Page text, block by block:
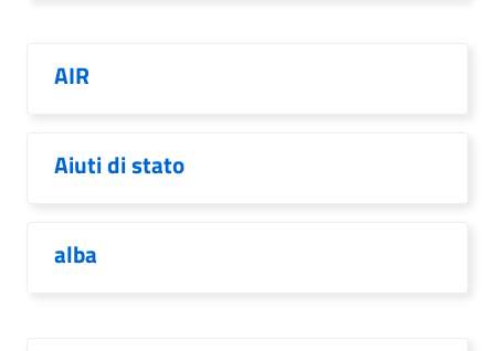
AIR
Aiuti di stato
alba